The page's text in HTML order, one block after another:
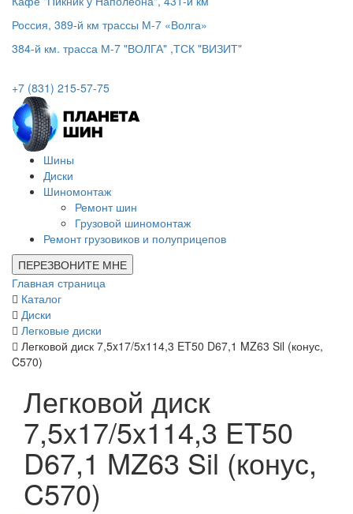
Россия, 389-й км трассы М-7 «Волга»
384-й км. трасса М-7 "ВОЛГА" ,ТСК "ВИЗИТ"
+7 (831) 215-57-75
Шины
Диски
Шиномонтаж
Ремонт шин
Грузовой шиномонтаж
Ремонт грузовиков и полуприцепов
ПЕРЕЗВОНИТЕ МНЕ
Главная страница
Каталог
Диски
Легковые диски
Легковой диск 7,5x17/5x114,3 ET50 D67,1 MZ63 Sil (конус,
C570)
Легковой диск
7,5x17/5x114,3 ET50
D67,1 MZ63 Sil (конус,
C570)